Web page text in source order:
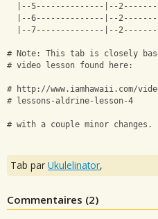
|--5--------------|--
|--6--------------|--
|--7--------------|--
# Note: This tab is closely
# video lesson found here:
# http://www.iamhawaii.com/
# lessons-aldrine-lesson-4
# with a couple minor changes.
Tab par Ukulelinator,
Commentaires (2)